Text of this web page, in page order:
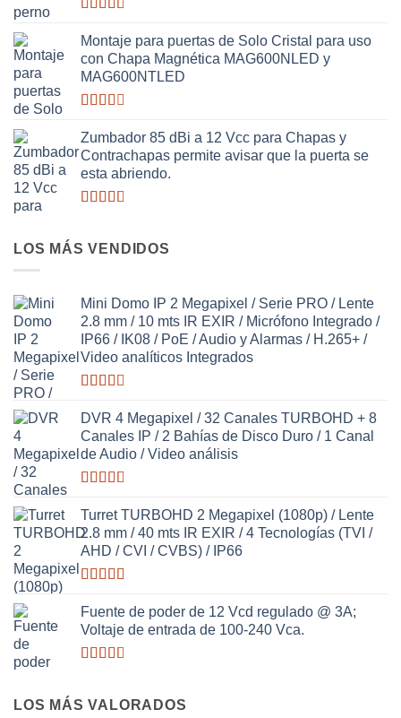
con
2.63
de 5
Montaje para puertas de Solo Cristal para uso
con Chapa Magnética MAG600NLED y
MAG600NTLED
con
2.50
de 5
Zumbador 85 dBi a 12 Vcc para Chapas y
Contrachapas permite avisar que la puerta se
esta abriendo.
2.64
LOS MÁS VENDIDOS
Mini Domo IP 2 Megapixel / Serie PRO / Lente
2.8 mm / 10 mts IR EXIR / Micrófono Integrado /
IP66 / IK08 / PoE / Audio y Alarmas / H.265+ /
Video analíticos Integrados
con
2.59
de 5
DVR 4 Megapixel / 32 Canales TURBOHD + 8
Canales IP / 2 Bahías de Disco Duro / 1 Canal
de Audio / Video análisis
con
2.65
de 5
Turret TURBOHD 2 Megapixel (1080p) / Lente
2.8 mm / 40 mts IR EXIR / 4 Tecnologías (TVI /
AHD / CVI / CVBS) / IP66
con
2.98de
5
Fuente de poder de 12 Vcd regulado @ 3A;
Voltaje de entrada de 100-240 Vca.
2.64
LOS MÁS VALORADOS